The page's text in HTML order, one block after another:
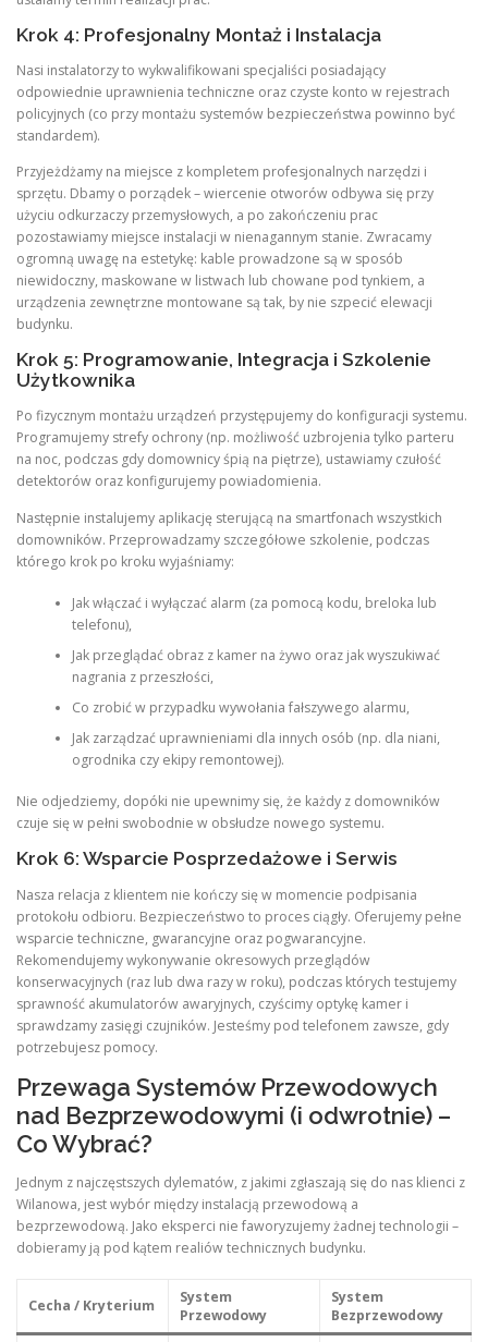
Krok 4: Profesjonalny Montaż i Instalacja
Nasi instalatorzy to wykwalifikowani specjaliści posiadający
odpowiednie uprawnienia techniczne oraz czyste konto w rejestrach
policyjnych (co przy montażu systemów bezpieczeństwa powinno być
standardem).
Przyjeżdżamy na miejsce z kompletem profesjonalnych narzędzi i
sprzętu. Dbamy o porządek – wiercenie otworów odbywa się przy
użyciu odkurzaczy przemysłowych, a po zakończeniu prac
pozostawiamy miejsce instalacji w nienagannym stanie. Zwracamy
ogromną uwagę na estetykę: kable prowadzone są w sposób
niewidoczny, maskowane w listwach lub chowane pod tynkiem, a
urządzenia zewnętrzne montowane są tak, by nie szpecić elewacji
budynku.
Krok 5: Programowanie, Integracja i Szkolenie
Użytkownika
Po fizycznym montażu urządzeń przystępujemy do konfiguracji systemu.
Programujemy strefy ochrony (np. możliwość uzbrojenia tylko parteru
na noc, podczas gdy domownicy śpią na piętrze), ustawiamy czułość
detektorów oraz konfigurujemy powiadomienia.
Następnie instalujemy aplikację sterującą na smartfonach wszystkich
domowników. Przeprowadzamy szczegółowe szkolenie, podczas
którego krok po kroku wyjaśniamy:
Jak włączać i wyłączać alarm (za pomocą kodu, breloka lub
telefonu),
Jak przeglądać obraz z kamer na żywo oraz jak wyszukiwać
nagrania z przeszłości,
Co zrobić w przypadku wywołania fałszywego alarmu,
Jak zarządzać uprawnieniami dla innych osób (np. dla niani,
ogrodnika czy ekipy remontowej).
Nie odjedziemy, dopóki nie upewnimy się, że każdy z domowników
czuje się w pełni swobodnie w obsłudze nowego systemu.
Krok 6: Wsparcie Posprzedażowe i Serwis
Nasza relacja z klientem nie kończy się w momencie podpisania
protokołu odbioru. Bezpieczeństwo to proces ciągły. Oferujemy pełne
wsparcie techniczne, gwarancyjne oraz pogwarancyjne.
Rekomendujemy wykonywanie okresowych przeglądów
konserwacyjnych (raz lub dwa razy w roku), podczas których testujemy
sprawność akumulatorów awaryjnych, czyścimy optykę kamer i
sprawdzamy zasięgi czujników. Jesteśmy pod telefonem zawsze, gdy
potrzebujesz pomocy.
Przewaga Systemów Przewodowych
nad Bezprzewodowymi (i odwrotnie) –
Co Wybrać?
Jednym z najczęstszych dylematów, z jakimi zgłaszają się do nas klienci z
Wilanowa, jest wybór między instalacją przewodową a
bezprzewodową. Jako eksperci nie faworyzujemy żadnej technologii –
dobieramy ją pod kątem realiów technicznych budynku.
Cecha / Kryterium
System
Przewodowy
System
Bezprzewodowy